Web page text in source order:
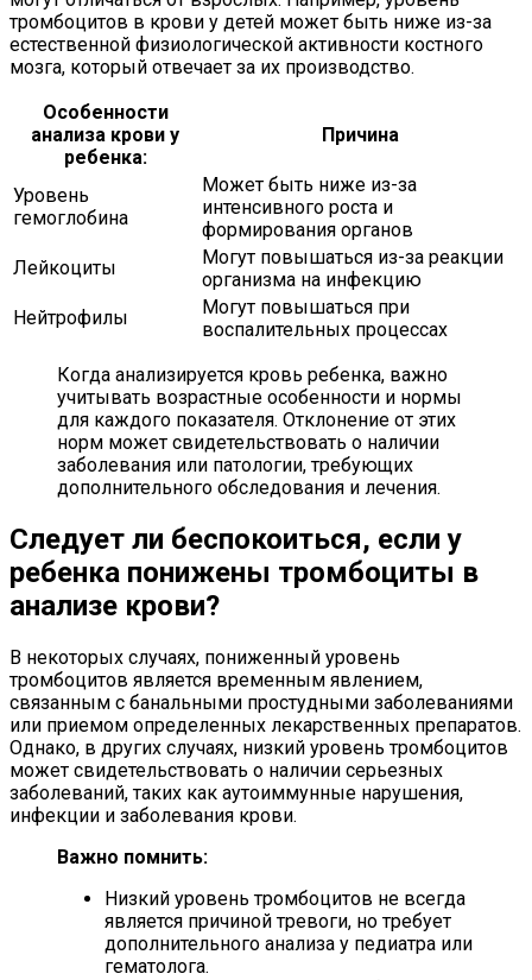
тромбоцитов в крови у детей может быть ниже из-за
естественной физиологической активности костного
мозга, который отвечает за их производство.
Особенности
анализа крови у
ребенка:
Причина
Уровень
гемоглобина
Может быть ниже из-за
интенсивного роста и
формирования органов
Лейкоциты
Могут повышаться из-за реакции
организма на инфекцию
Нейтрофилы
Могут повышаться при
воспалительных процессах
Когда анализируется кровь ребенка, важно
учитывать возрастные особенности и нормы
для каждого показателя. Отклонение от этих
норм может свидетельствовать о наличии
заболевания или патологии, требующих
дополнительного обследования и лечения.
Следует ли беспокоиться, если у
ребенка понижены тромбоциты в
анализе крови?
В некоторых случаях, пониженный уровень
тромбоцитов является временным явлением,
связанным с банальными простудными заболеваниями
или приемом определенных лекарственных препаратов.
Однако, в других случаях, низкий уровень тромбоцитов
может свидетельствовать о наличии серьезных
заболеваний, таких как аутоиммунные нарушения,
инфекции и заболевания крови.
Важно помнить:
Низкий уровень тромбоцитов не всегда
является причиной тревоги, но требует
дополнительного анализа у педиатра или
гематолога.